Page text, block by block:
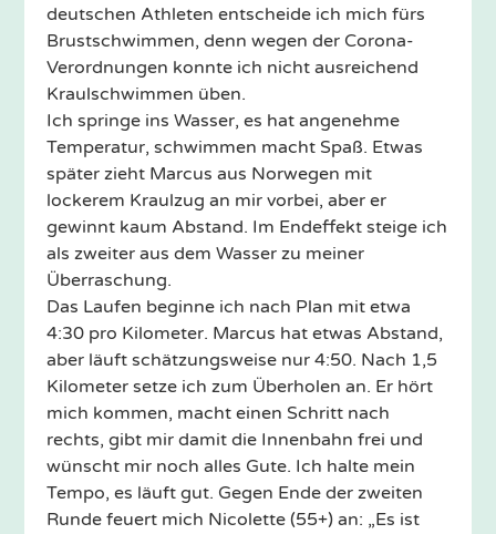
deutschen Athleten entscheide ich mich fürs
Brustschwimmen, denn wegen der Corona-
Verordnungen konnte ich nicht ausreichend
Kraulschwimmen üben.
Ich springe ins Wasser, es hat angenehme
Temperatur, schwimmen macht Spaß. Etwas
später zieht Marcus aus Norwegen mit
lockerem Kraulzug an mir vorbei, aber er
gewinnt kaum Abstand. Im Endeffekt steige ich
als zweiter aus dem Wasser zu meiner
Überraschung.
Das Laufen beginne ich nach Plan mit etwa
4:30 pro Kilometer. Marcus hat etwas Abstand,
aber läuft schätzungsweise nur 4:50. Nach 1,5
Kilometer setze ich zum Überholen an. Er hört
mich kommen, macht einen Schritt nach
rechts, gibt mir damit die Innenbahn frei und
wünscht mir noch alles Gute. Ich halte mein
Tempo, es läuft gut. Gegen Ende der zweiten
Runde feuert mich Nicolette (55+) an: „Es ist